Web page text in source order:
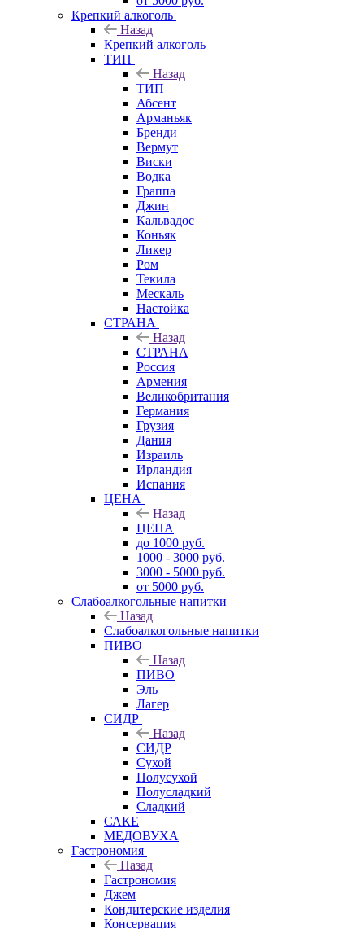
Крепкий алкоголь
Назад
Крепкий алкоголь
ТИП
Назад
ТИП
Абсент
Арманьяк
Бренди
Вермут
Виски
Водка
Граппа
Джин
Кальвадос
Коньяк
Ликер
Ром
Текила
Мескаль
Настойка
СТРАНА
Назад
СТРАНА
Россия
Армения
Великобритания
Германия
Грузия
Дания
Израиль
Ирландия
Испания
ЦЕНА
Назад
ЦЕНА
до 1000 руб.
1000 - 3000 руб.
3000 - 5000 руб.
от 5000 руб.
Слабоалкогольные напитки
Назад
Слабоалкогольные напитки
ПИВО
Назад
ПИВО
Эль
Лагер
СИДР
Назад
СИДР
Сухой
Полусухой
Полусладкий
Сладкий
САКЕ
МЕДОВУХА
Гастрономия
Назад
Гастрономия
Джем
Кондитерские изделия
Консервация